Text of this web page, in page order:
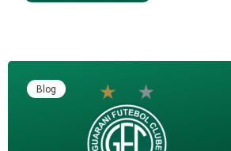
Blog